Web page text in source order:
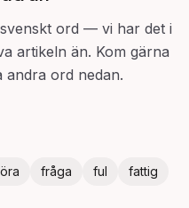
ord — vi har det i
artikeln än. Kom gärna
ord nedan.
fråga ful
fattig